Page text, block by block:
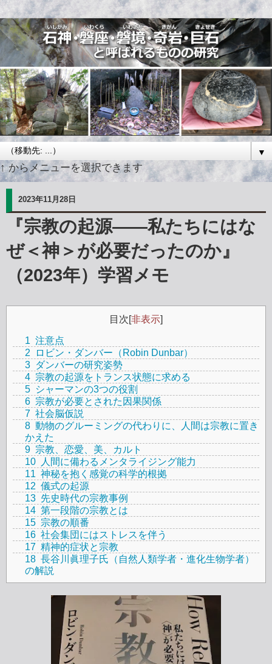
▼
↑ からメニューを選択できます
2023年11月28日
『宗教の起源――私たちにはな
ぜ＜神＞が必要だったのか』
（2023年）学習メモ
目次[非表示]
1 注意点
2
ロビン・ダンバー（Robin Dunbar）
3 ダンバーの研究姿勢
4 宗教の起源をトランス状態に求める
5 シャーマンの3つの役割
6 宗教が必要とされた因果関係
7 社会脳仮説
8 動物のグルーミングの代わりに、人間は宗教に置き
かえた
9 宗教、恋愛、美、カルト
10
人間に備わるメンタライジング能力
11 神秘を抱く感覚の科学的根拠
12 儀式の起源
13 先史時代の宗教事例
14 第一段階の宗教とは
15 宗教の順番
16 社会集団にはストレスを伴う
17 精神的症状と宗教
18 長谷川眞理子氏（自然人類学者・進化生物学者）
の解説